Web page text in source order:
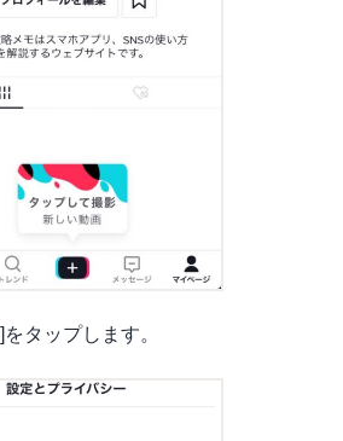
タップします。